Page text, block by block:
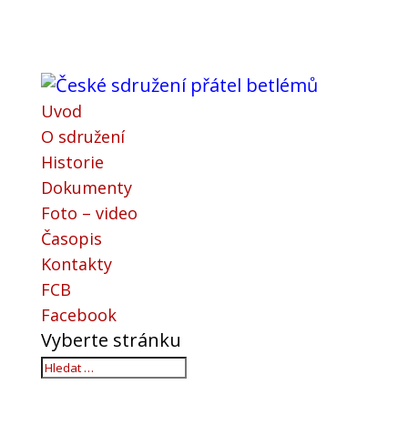
Uvod
O sdružení
Historie
Dokumenty
Foto – video
Časopis
Kontakty
FCB
Facebook
Vyberte stránku